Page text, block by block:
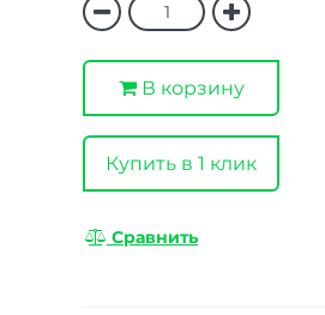
В корзину
Купить в 1 клик
Сравнить